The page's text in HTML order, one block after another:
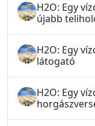
H2O: Egy
újabb
H2O: Egy
látogató
H2O: Egy